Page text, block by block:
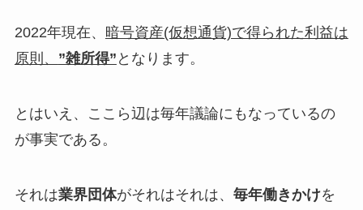
2022年現在、 暗号資産(仮想通貨)で得られた利益は
原則、 ”雑所得” となります。
とはいえ、ここら辺は毎年議論にもなっているの
が事実である。
それは業界団体がそれはそれは、 毎年働きかけを